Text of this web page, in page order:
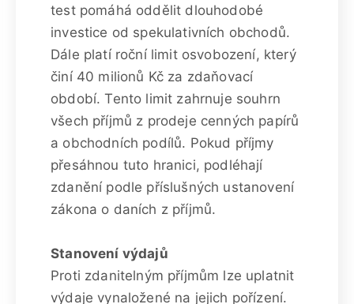
test pomáhá oddělit dlouhodobé
investice od spekulativních obchodů.
Dále platí roční limit osvobození, který
činí 40 milionů Kč za zdaňovací
období. Tento limit zahrnuje souhrn
všech příjmů z prodeje cenných papírů
a obchodních podílů. Pokud příjmy
přesáhnou tuto hranici, podléhají
zdanění podle příslušných ustanovení
zákona o daních z příjmů.
Stanovení výdajů
Proti zdanitelným příjmům lze uplatnit
výdaje vynaložené na jejich pořízení.